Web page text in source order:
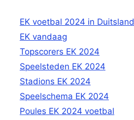
EK voetbal 2024 in Duitsland
EK vandaag
Topscorers EK 2024
Speelsteden EK 2024
Stadions EK 2024
Speelschema EK 2024
Poules EK 2024 voetbal